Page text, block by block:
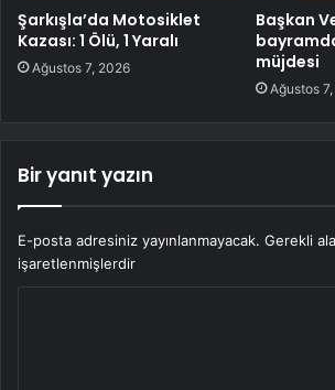
Şarkışla’da Motosiklet
Kazası: 1 Ölü, 1 Yaralı
Ağustos 7, 2026
Başkan
müjdesi
Ağustos
Bir yanıt yazın
E-posta adresiniz yayınlanmayacak. Gerekli
işaretlenmişlerdir